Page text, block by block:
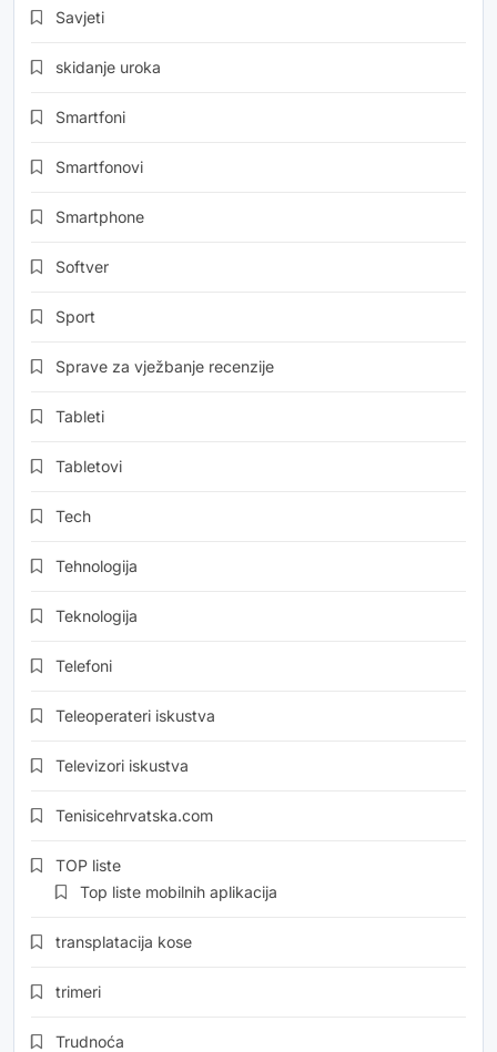
Savjeti
skidanje uroka
Smartfoni
Smartfonovi
Smartphone
Softver
Sport
Sprave za vježbanje recenzije
Tableti
Tabletovi
Tech
Tehnologija
Teknologija
Telefoni
Teleoperateri iskustva
Televizori iskustva
Tenisicehrvatska.com
TOP liste
Top liste mobilnih aplikacija
transplatacija kose
trimeri
Trudnoća